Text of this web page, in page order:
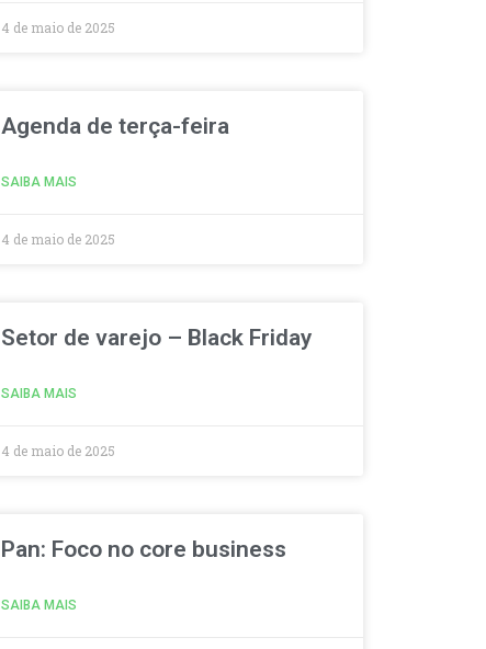
4 de maio de 2025
Agenda de terça-feira
SAIBA MAIS
4 de maio de 2025
Setor de varejo – Black Friday
SAIBA MAIS
4 de maio de 2025
Pan: Foco no core business
SAIBA MAIS